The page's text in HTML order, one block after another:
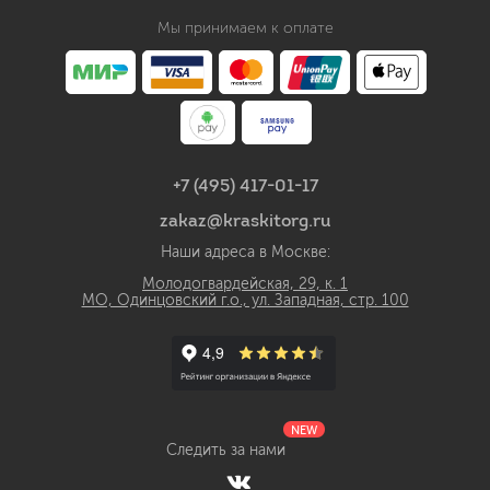
Мы принимаем к оплате
+7 (495) 417-01-17
zakaz@kraskitorg.ru
Наши адреса в Москве:
Молодогвардейская, 29, к. 1
МО, Одинцовский г.о., ул. Западная, стр. 100
Следить за нами
NEW